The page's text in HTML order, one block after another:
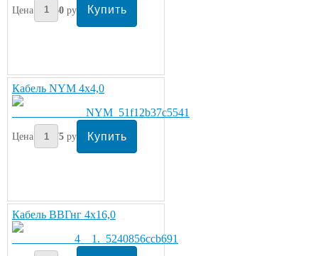
Цена: 260руб/метр
Кабель NYM 4х4,0
Цена: 275руб/метр
Кабель ВВГнг 4х16,0